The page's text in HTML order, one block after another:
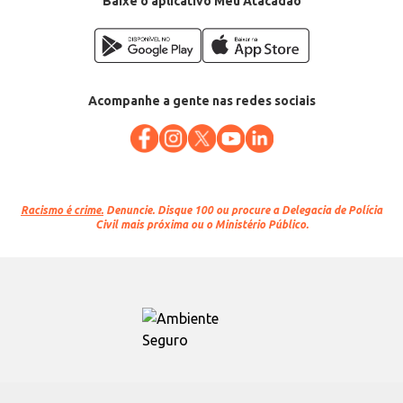
Acompanhe a gente nas redes sociais
Racismo é crime. Denuncie. Disque 100 ou procure a Delegacia de Polícia
Civil mais próxima ou o Ministério Público.